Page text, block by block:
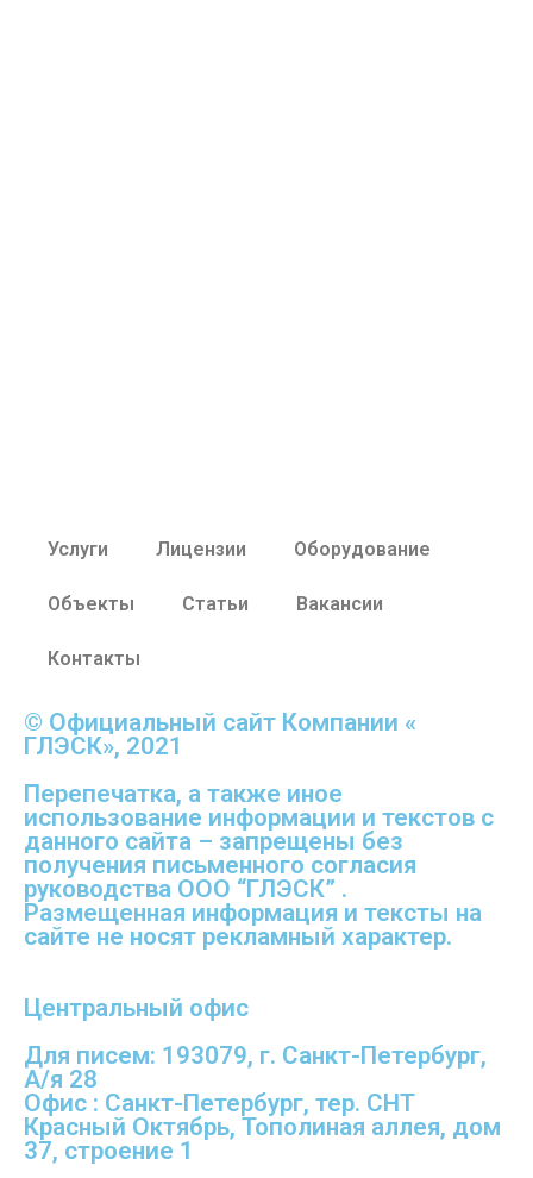
Услуги Лицензии Оборудование
Объекты Статьи Вакансии
Контакты
© Официальный сайт Компании «
ГЛЭСК», 2021
Перепечатка, а также иное
использование информации и текстов с
данного сайта – запрещены без
получения письменного согласия
руководства ООО “ГЛЭСК” .
Размещенная информация и тексты на
сайте не носят рекламный характер.
Центральный офис
Для писем: 193079, г. Санкт-Петербург,
А/я 28
Офис : Санкт-Петербург, тер. СНТ
Красный Октябрь, Тополиная аллея, дом
37, строение 1